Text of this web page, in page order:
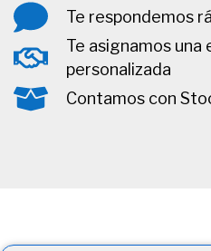
Te respondemos
Te asignamos
personalizada
Contamos con